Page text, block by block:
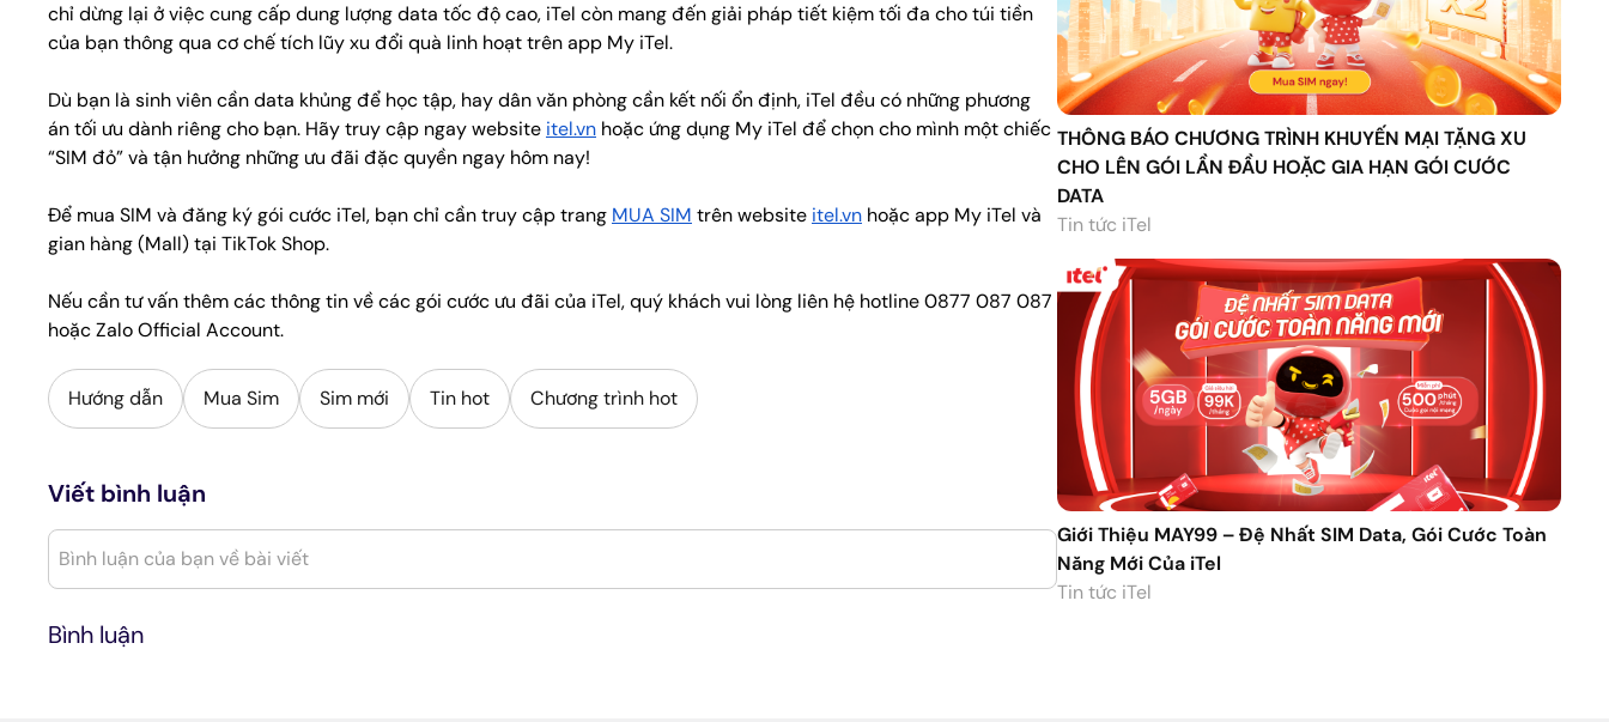
chỉ dừng lại ở việc cung cấp dung lượng data tốc độ cao, iTel còn mang đến giải pháp tiết kiệm tối đa cho túi tiền
của bạn thông qua cơ chế tích lũy xu đổi quà linh hoạt trên app My iTel.
Dù bạn là sinh viên cần data khủng để học tập, hay dân văn phòng cần kết nối ổn định, iTel đều có những phương
án tối ưu dành riêng cho bạn. Hãy truy cập ngay website itel.vn hoặc ứng dụng My iTel để chọn cho mình một chiếc
“SIM đỏ” và tận hưởng những ưu đãi đặc quyền ngay hôm nay!
Để mua SIM và đăng ký gói cước iTel, bạn chỉ cần truy cập trang MUA SIM trên website itel.vn hoặc app My iTel và
gian hàng (Mall) tại TikTok Shop.
Nếu cần tư vấn thêm các thông tin về các gói cước ưu đãi của iTel, quý khách vui lòng liên hệ hotline 0877 087 087
hoặc Zalo Official Account.
Hướng dẫn Mua Sim Sim mới Tin hot Chương trình hot
Viết bình luận
Bình luận của bạn về bài viết
Bình luận
THÔNG BÁO CHƯƠNG TRÌNH KHUYẾN MẠI TẶNG XU
CHO LÊN GÓI LẦN ĐẦU HOẶC GIA HẠN GÓI CƯỚC
DATA
Tin tức iTel
Giới Thiệu MAY99 – Đệ Nhất SIM Data, Gói Cước Toàn
Năng Mới Của iTel
Tin tức iTel